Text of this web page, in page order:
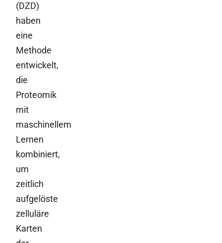
(DZD)
haben
eine
Methode
entwickelt,
die
Proteomik
mit
maschinellem
Lernen
kombiniert,
um
zeitlich
aufgelöste
zelluläre
Karten